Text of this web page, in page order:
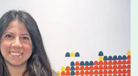
der OPACKGROUP.
häufig